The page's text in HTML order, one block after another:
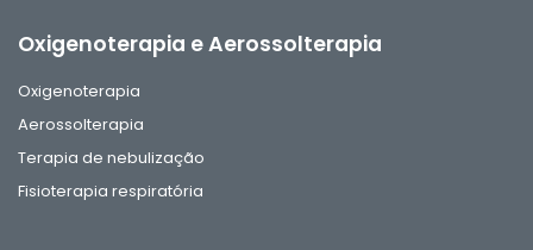
Oxigenoterapia e Aerossolterapia
Oxigenoterapia
Aerossolterapia
Terapia de nebulização
Fisioterapia respiratória